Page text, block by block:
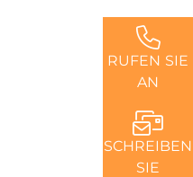
RUFEN SIE
AN
SCHREIBEN
SIE